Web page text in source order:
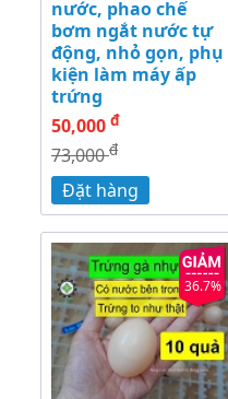
nước, phao chế
bơm ngắt nước tự
động, nhỏ gọn, phụ
kiện làm máy ấp
trứng
50,000 đ
73,000đ
Đặt hàng
36.7%